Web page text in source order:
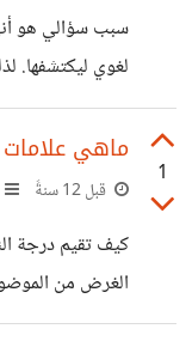
patterns). تتحدث
سبب سؤالي هو
لغوي ليكتشفها.
[2]
1
ماهي
قبل 12 سنةً
كيف تقيم درجة
الغرض من
آراء وخبرة